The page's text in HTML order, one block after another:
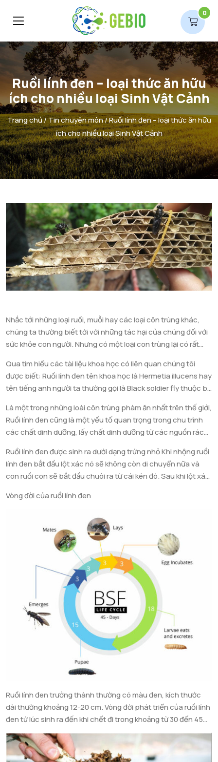
0
Ruồi lính đen – loại thức ăn hữu
ích cho nhiều loại Sinh Vật Cảnh
Trang chủ/Tin chuyên môn/ Ruồi lính đen – loại thức ăn hữu
ích cho nhiều loại Sinh Vật Cảnh
Nhắc tới những loại ruồi, muỗi hay các loại côn trùng khác,
chúng ta thường biết tới với những tác hại của chúng đối với
sức khỏe con người. Nhưng có một loại con trùng lại có rất
quanh con người. Đó là ruồi lính đen hay còn gọi với tên gọi
khác là sâu canxi.
Qua tìm hiểu các tài liệu khoa học có liên quan chúng tôi
được biết: Ruồi lính đen tên khoa học là Hermetia illucens hay
tên tiếng anh người ta thường gọi là Black soldier fly thuộc bộ
Mỹ, thương mại quốc tế đã đem chúng phân bố lại trên khắp
thế giới và hiện được xem là loài bản địa của nhiều vùng nhiệt
đới và cận nhiệt đới.
Là một trong những loài côn trùng phàm ăn nhất trên thế giới,
Ruồi lính đen cũng là một yếu tố quan trọng trong chu trình
các chất dinh dưỡng, lấy chất dinh dưỡng từ các nguồn rác
được nhiều nước trên thế giới sử dụng để phân hủy rác hữu
cơ rất hiệu quả. Ở Việt Nam mặt dù loài ruồi này có phân bố
nhưng ít ai thấy hay để ý đến nó.
Ruồi lính đen được sinh ra dưới dạng trứng nhỏ Khi nhộng ruồi
lính đen bắt đầu lột xác nó sẽ không còn di chuyển nữa và
con ruồi con sẽ bắt đầu chuôi ra từ cái kén đó. Sau khi lột xác
sống dưới các bóng cây ngoài tự nhiên và ít liên quan đến
thời gian từ 3 – 5 ngày không ăn uống gì và chết.
Vòng đời của ruồi lính đen
Ruồi lính đen trưởng thành thường có màu đen, kích thước
dài thường khoảng 12-20 cm. Vòng đời phát triển của ruồi lính
đen từ lúc sinh ra đến khi chết đi trong khoảng từ 30 đến 45
ngày có vòng đời qua các giai đoạn như sau: Giai đoạn trứng:
Trứng ruồi lính đen rất nhỏ, khi được đẻ ra trứng ấp 4 ngày nở
thành ấu trùng. Giai đoạn ấu trùng: Giai đoạn này ấu trùng có